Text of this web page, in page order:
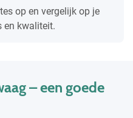
op en vergelijk op je
en kwaliteit.
– een goede